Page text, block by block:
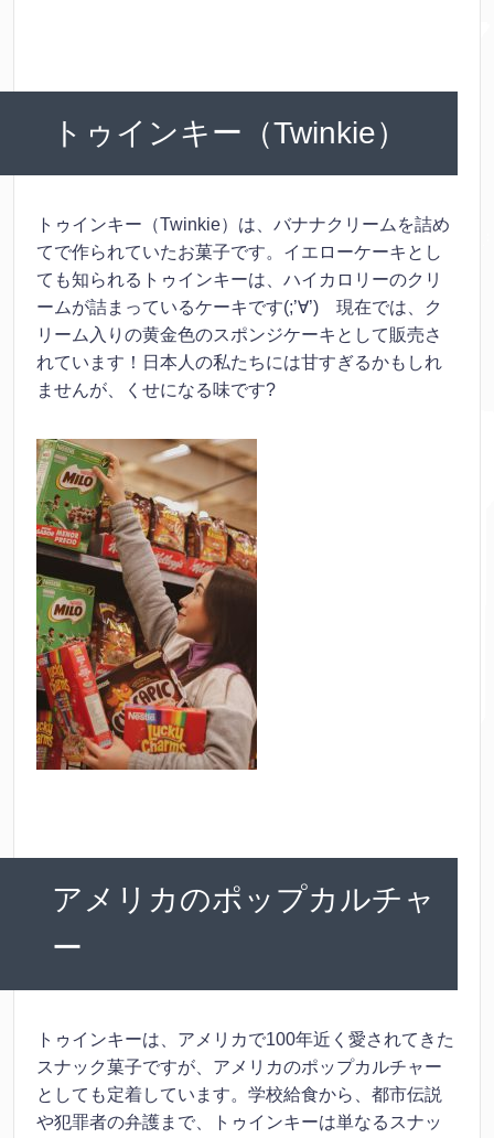
トゥインキー（Twinkie）
トゥインキー（Twinkie）は、バナナクリームを詰め
てで作られていたお菓子です。イエローケーキとし
ても知られるトゥインキーは、ハイカロリーのクリ
ームが詰まっているケーキです(;’∀’) 現在では、ク
リーム入りの黄金色のスポンジケーキとして販売さ
れています！日本人の私たちには甘すぎるかもしれ
ませんが、くせになる味です?
アメリカのポップカルチャ
ー
トゥインキーは、アメリカで100年近く愛されてきた
スナック菓子ですが、アメリカのポップカルチャー
としても定着しています。学校給食から、都市伝説
や犯罪者の弁護まで、トゥインキーは単なるスナッ